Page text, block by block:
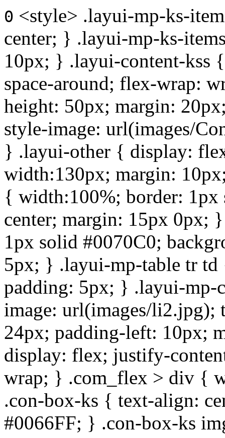
0 <style> .layui-mp-ks-items { display: flex; align-items: center; } .layui-mp-ks-items img { height: 200px; margin: 10px; } .layui-content-kss { display: flex; justify-content: space-around; flex-wrap: wrap; } .layui-content-kss img { height: 50px; margin: 20px; } #layui-mp-news > li { list-style-image: url(images/ConferenceImg/ICPMS/news.png); } .layui-other { display: flex; } .layui-other img { width:130px; margin: 10px; margin-left: 0; } .layui-mp-table { width:100%; border: 1px solid #0070C0; text-align: center; margin: 15px 0px; } .layui-mp-table tr th { border: 1px solid #0070C0; background-color: #D9E2F3; padding: 5px; } .layui-mp-table tr td { border: 1px solid #0070C0; padding: 5px; } .layui-mp-content > .ul2 > li { list-style-image: url(images/li2.jpg); text-align: justify; line-height: 24px; padding-left: 10px; margin-left: 20px; } .com_flex { display: flex; justify-content: space-between; flex-wrap: wrap; } .com_flex > div { width: 200px; margin: 0px auto; } .con-box-ks { text-align: center; } .con-box-ks b { color: #0066FF; } .con-box-ks img { height: 200px; } .com_flexs { display: flex; flex-wrap: wrap; } .com_flexs img { margin: 10px; width: 250px; } </style> <div> <h2>会议主席</h2> <div class="com_flex"> <div class="con-box-ks"> <p> <img src="images/ConferenceImg/ICPMS/icp1.jpg" alt="Prof. Faming Gao" /><br /> <b>周力行教授</b><br /> 清华大学工程力学系教授，国务院批博士生导师，享受国家特殊津贴，我国燃烧学学术带头人之一 </p> </div> <div class="con-box-ks"> <p> <img src="images/ConferenceImg/ICPMS/icp2.jpg" alt="Prof. Sam Zhang" /><br /> <b>戴万阳教授</b><br /> 南京大学教授，苏硖控制技术首席科学家、美国量子计算区块链工业革命论坛理事长与首席执行官、江苏省概率统计学会理事长 </p> </div> <div class="con-box-ks"> <p> <img src="images/ConferenceImg/ICPMS/icp3.jpg" alt="Prof. Xin Chen" /><br /> <b>吴宏伟教授</b><br /> 英国赫特福德大学(University of Hertfordshire) 物理、工程与计算机学院教授。英国特许工程师（CEng）、英国机械工程学会会士(Fellow)、皇家航空学会会士(Fellow)、能源学会会士(Fellow)。 </p> </div> <div class="con-box-ks"> <p> <img src="images/ConferenceImg/ICPMS/icp4.jpg" alt="Prof. Kun Liang" /><br /> <b>詹启伟教授 </b><br /> 浙江大学“百人计划”研究员，博士生导师，浙江大学信电先进技术中心主任 </p> </div> </div> <h2>ICPMS2024出版与检索</h2> <div class="layui-row"> <div class="layui-col-xs12 layui-col-sm6 layui-col-md6"> <div class="layui-mp-ks-items"> <img src="images/ConferenceImg/ICPMS/imgss.jpg" /> <div> <p> <b>出版刊物:</b> Journal of Physics: Conference Series (IOP)<br /> Online ISSN: 1742-6596&nbsp;&nbsp;&nbsp;Print ISSN: 1742-6588 </p> <p><b>检索:</b> 提交至Ei Compendex, Scopus等</p> </div> </div> </div> <div class="layui-col-xs12 layui-col-sm6 layui-col-md6"> <div class="layui-content-kss"> <img src="images/ConferenceImg/ICPMS/imgs1.png" /> <img src="images/ConferenceImg/ICPMS/imgs2.png" /> <img src="images/ConferenceImg/ICPMS/imgs3.png" /> </div> </div> </div> <h2>最新消息</h2> <ul id="layui-mp-news" style="margin-left:25px;"> <li> ICPMS2024第七届物理、数学与统计国际学术会议已于2024年5月23-25日在湖北宜昌圆满落幕！<a href="https://mp.weixin.qq.com/s/imQj2GZvwB9QAoWge6IDMg" target="_blank">点击查看会议回顾</a>。 </li> <li> 感谢广大学者的关注与支持，2024年度ICPMS优秀论文系列评奖活动圆满落幕！祝贺获评文章与作者，<a href="https://mp.weixin.qq.com/s/SpKXyA29_uSq51qn9UaL5Q" target="_blank" style="color: #009CD5; text-decoration:underline">欢迎点击查看</a>。 </li> <li> 2024年度ICPMS优秀论文系列评奖活动【突出贡献奖 | 最具影响力论文奖 | 高被引论文奖】，活动时间截止4月5日，<a href="https://mp.weixin.qq.com/s/-eetSM0WZguMXTWdqq3iXA" target="_blank" style="color: #009CD5; text-decoration:underline">欢迎点击参与</a>。 </li> <li>ICPMS2024微信公众号推文已上线，欢迎<a href="https://mp.weixin.qq.com/s/7UrAo18YCdNvda8rBjrRpg" target="_blank" style="color: #009CD5; text-decoration:underline">查看推荐</a>！</li> <li>ICPMS2024感谢南京大学对本次会议的支持！</li> <li>ICPMS2023会议论文集已正式见刊，并完成 EI Compendex，Scopus 检索，出版链接 <a href="https://iopscience.iop.org/issue/1742-6596/2585/1" target="_blank" style="color: #009CD5; text-decoration:underline">https://